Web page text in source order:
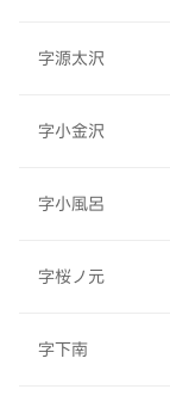
字源太沢
字小金沢
字小風呂
字桜ノ元
字下南